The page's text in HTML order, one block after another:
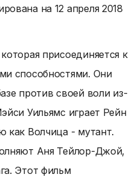
на 12 апреля 2018
присоединяется к
способностями. Они
против своей воли из-
Уильямс играет Рейн
как Волчица - мутант.
Аня Тейлор-Джой,
Этот фильм